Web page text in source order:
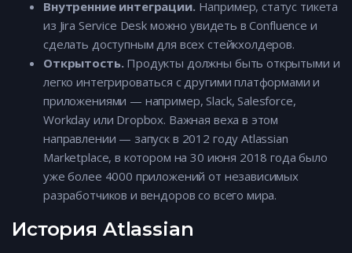
Внутренние интеграции. Например, статус тикета
из Jira Service Desk можно увидеть в Confluence и
сделать доступным для всех стейкхолдеров.
Открытость. Продукты должны быть открытыми и
легко интегрироваться с другими платформами и
приложениями — например, Slack, Salesforce,
Workday или Dropbox. Важная веха в этом
направлении — запуск в 2012 году Atlassian
Marketplace, в котором на 30 июня 2018 года было
уже более 4000 приложений от независимых
разработчиков и вендоров со всего мира.
История Atlassian